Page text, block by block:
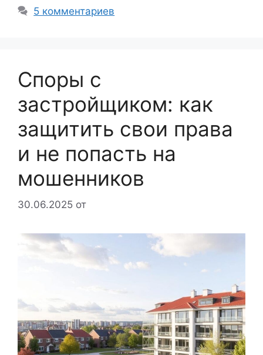
5 комментариев
Споры с
застройщиком: как
защитить свои права
и не попасть на
мошенников
30.06.2025 от